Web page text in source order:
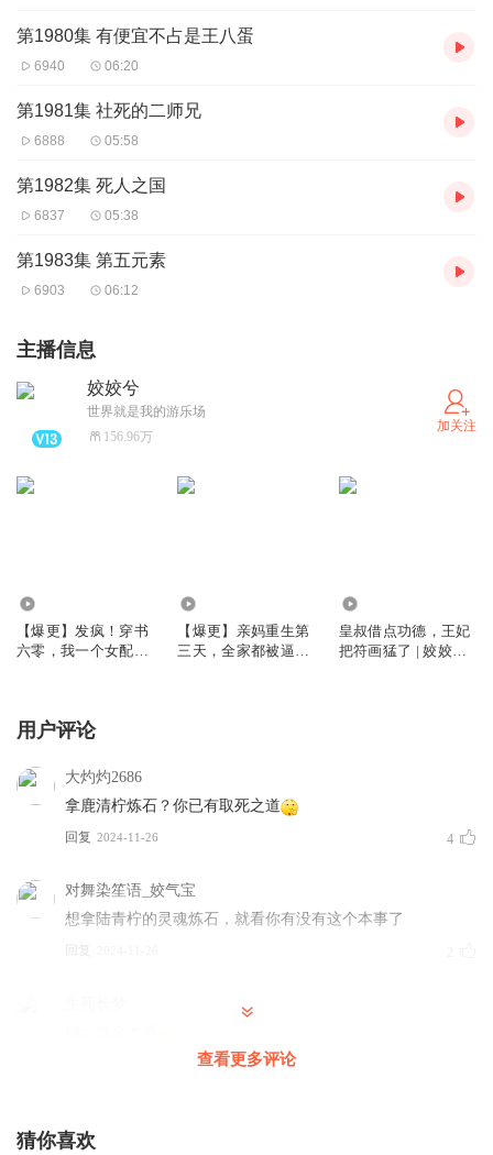
第1980集 有便宜不占是王八蛋
6940 06:20
第1981集 社死的二师兄
6888 05:58
第1982集 死人之国
6837 05:38
第1983集 第五元素
6903 06:12
主播信息
姣姣兮
世界就是我的游乐场
156.96万
加关注
【爆更】发疯！穿书
六零，我一个女配坏
【爆更】亲妈重生第
三天，全家都被逼疯
皇叔借点功德，王妃
把符画猛了 | 姣姣兮
用户评论
大灼灼2686
拿鹿清柠炼石？你已有取死之道
回复 2024-11-26 4
对舞染笙语_姣气宝
想拿陆青柠的灵魂炼石，就看你有没有这个本事了
回复
找死呐？不想活了是吗？
查看更多评论
猜你喜欢